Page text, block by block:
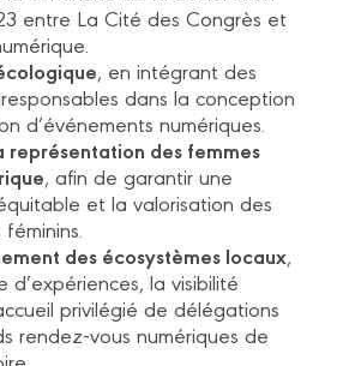
entre La Cité des Congrès et
, en intégrant des
dans la conception
d’événements numériques.
représentation des femmes
, afin de garantir une
et la valorisation des
des écosystèmes locaux,
la visibilité
privilégié de délégations
rendez-vous numériques de